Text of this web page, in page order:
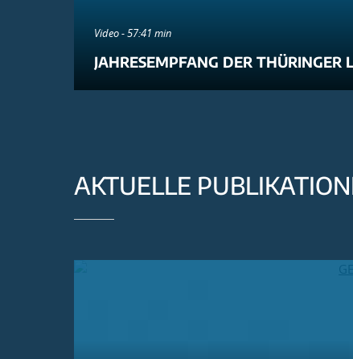
Video - 57:41 min
JAHRESEMPFANG DER THÜRINGER
AKTUELLE